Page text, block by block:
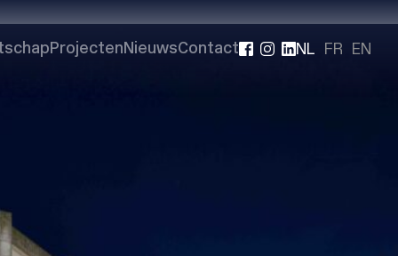
ProjectenNieuwsContact NL FR EN